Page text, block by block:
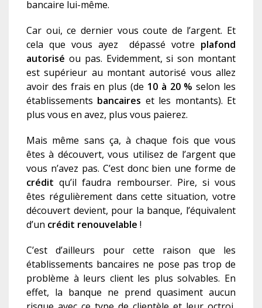
bancaire lui-même.
Car oui, ce dernier vous coute de l’argent. Et
cela que vous ayez dépassé votre plafond
autorisé ou pas. Evidemment, si son montant
est supérieur au montant autorisé vous allez
avoir des frais en plus (de 10 à 20 %selon les
établissements bancaires et les montants). Et
plus vous en avez, plus vous paierez.
Mais même sans ça, à chaque fois que vous
êtes à découvert, vous utilisez de l’argent que
vous n’avez pas. C’est donc bien une forme de
crédit qu’il faudra rembourser. Pire, si vous
êtes régulièrement dans cette situation, votre
découvert devient, pour la banque, l’équivalent
d’un crédit renouvelable !
C’est d’ailleurs pour cette raison que les
établissements bancaires ne pose pas trop de
problème à leurs client les plus solvables. En
effet, la banque ne prend quasiment aucun